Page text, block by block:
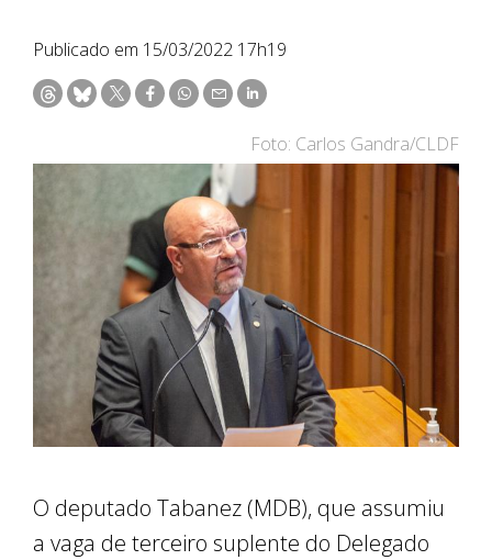
Publicado em 15/03/2022 17h19
Foto: Carlos Gandra/CLDF
O deputado Tabanez (MDB), que assumiu
a vaga de terceiro suplente do Delegado